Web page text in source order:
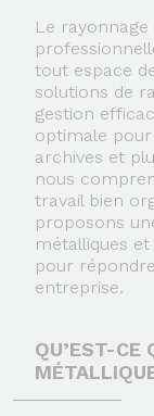
Le
tout espace
solutions de
gestion
optimale
archives et
nous
travail bien
proposons
métalliques
pour
entreprise.
QU’EST-CE